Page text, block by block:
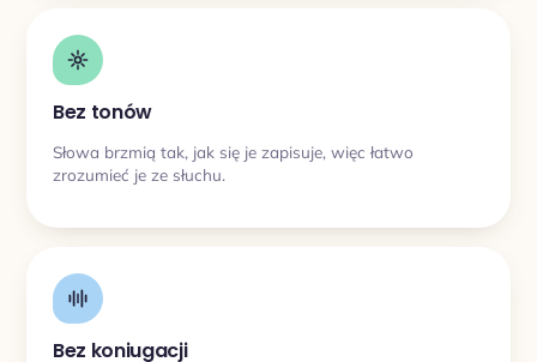
Bez tonów
Słowa brzmią tak, jak się je zapisuje, więc łatwo
zrozumieć je ze słuchu.
Bez koniugacji